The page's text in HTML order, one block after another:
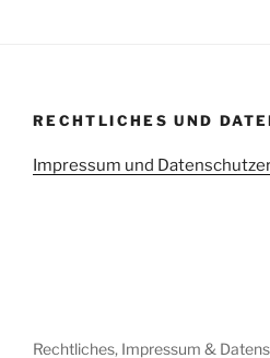
RECHTLICHES UND
Impressum und
Rechtliches, Impressum &